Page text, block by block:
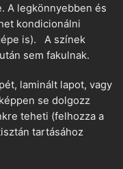
A legkönnyebben és
kondicionálni
is). A színek
sem fakulnak.
laminált lapot, vagy
se dolgozz
teheti (felhozza a
tartásához